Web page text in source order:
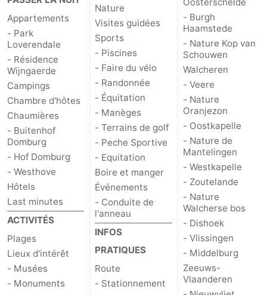
Nature
Het
Zwin
Météo
Contact
Appartements
- Park
Loverendale
- Résidence
Wijngaerde
Campings
Chambre d'hôtes
Chaumières
- Buitenhof
Domburg
- Hof Domburg
- Westhove
Hôtels
Last minutes
ACTIVITÉS
Plages
Lieux d'intérêt
- Musées
- Monuments
Nature
Visites guidées
Sports
- Piscines
- Faire du vélo
- Randonnée
- Équitation
- Manèges
- Terrains de golf
- Peche Sportive
- Equitation
Boire et manger
Événements
- Conduite de
l'anneau
INFOS
PRATIQUES
Route
- Stationnement
- Burgh
Haamstede
- Nature Kop van
Schouwen
Walcheren
- Veere
- Nature
Oranjezon
- Oostkapelle
- Nature de
Mantelingen
- Westkapelle
- Zoutelande
- Nature
Walcherse bos
- Dishoek
- Vlissingen
- Middelburg
Zeeuws-
Vlaanderen